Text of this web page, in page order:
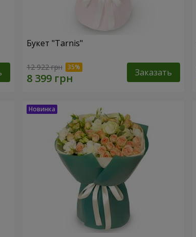
Букет "Tarnis"
12 922 грн Заказать